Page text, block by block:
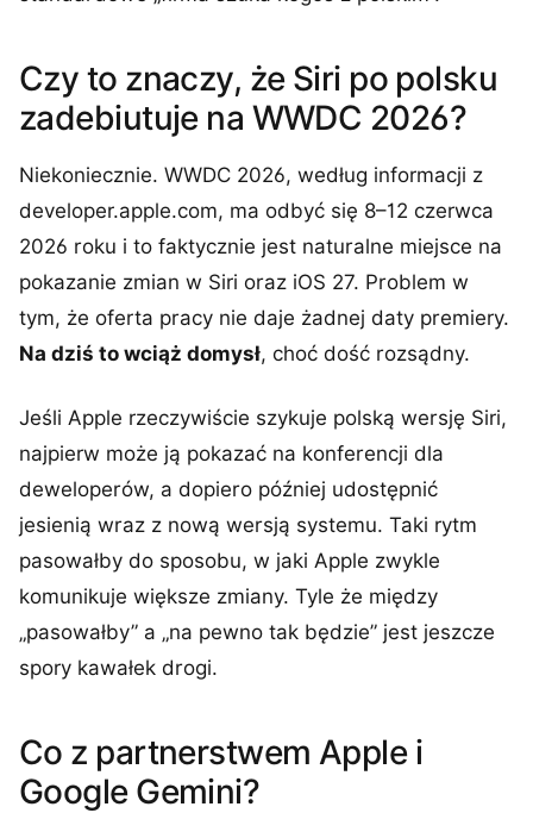
Czy to znaczy, że Siri po polsku
zadebiutuje na WWDC 2026?
Niekoniecznie. WWDC 2026, według informacji z
developer.apple.com, ma odbyć się 8–12 czerwca
2026 roku i to faktycznie jest naturalne miejsce na
pokazanie zmian w Siri oraz iOS 27. Problem w
tym, że oferta pracy nie daje żadnej daty premiery.
Na dziś to wciąż domysł, choć dość rozsądny.
Jeśli Apple rzeczywiście szykuje polską wersję Siri,
najpierw może ją pokazać na konferencji dla
deweloperów, a dopiero później udostępnić
jesienią wraz z nową wersją systemu. Taki rytm
pasowałby do sposobu, w jaki Apple zwykle
komunikuje większe zmiany. Tyle że między
„pasowałby” a „na pewno tak będzie” jest jeszcze
spory kawałek drogi.
Co z partnerstwem Apple i
Google Gemini?